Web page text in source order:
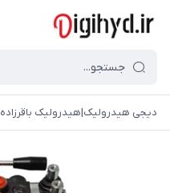
دیجی هیدرولیک|هیدرولیک باقرزاده